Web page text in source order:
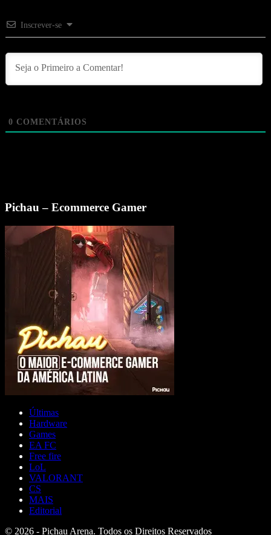
Inscrever-se
0 COMENTÁRIOS
Pichau – Ecommerce Gamer
Últimas
Hardware
Games
EA FC
Free fire
LoL
VALORANT
CS
MAIS
Editorial
© 2026 - Pichau Arena. Todos os Direitos Reservados